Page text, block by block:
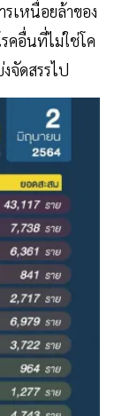
เหนื่อยล้าของ
คอื่นที่ไม่ใช่โค
จัดสรรไป